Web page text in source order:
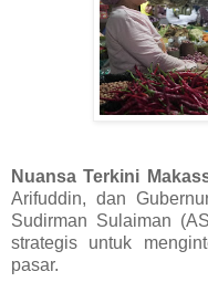
Nuansa Terkini
Arifuddin, dan
Sudirman Sulaiman
strategis untuk
pasar.